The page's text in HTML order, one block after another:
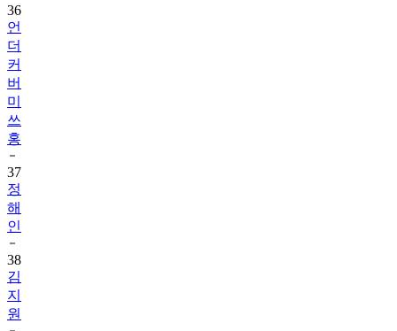
36
언
더
커
버
미
쓰
홍
37
정
해
인
38
김
지
원